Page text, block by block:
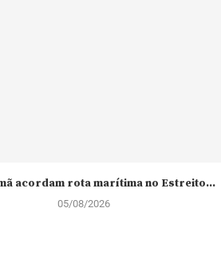
acordam rota marítima no Estreito...
05/08/2026